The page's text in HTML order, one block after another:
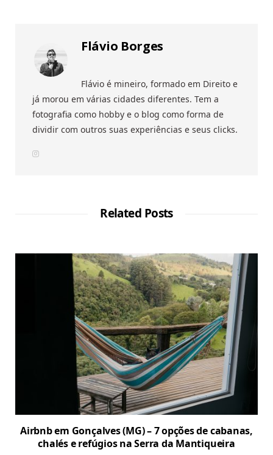
Flávio Borges
Flávio é mineiro, formado em Direito e
já morou em várias cidades diferentes. Tem a
fotografia como hobby e o blog como forma de
dividir com outros suas experiências e seus clicks.
I
Related Posts
Airbnb em Gonçalves (MG) – 7 opções de cabanas,
chalés e refúgios na Serra da Mantiqueira